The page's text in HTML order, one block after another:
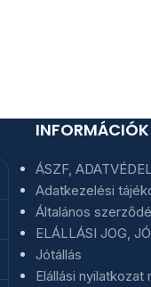
INFORMÁCIÓK
ÁSZF,
Adatkezelési
Általános
ELÁLLÁSI JOG,
Jótállás
Elállási nyilatkozat